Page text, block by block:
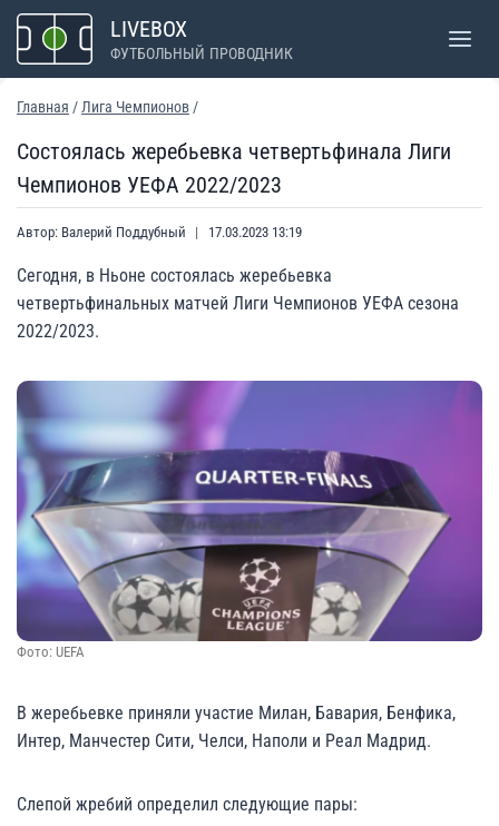
Перейти
содержимому
LIVEBOX
ФУТБОЛЬНЫЙ ПРОВОДНИК
Главная / Лига Чемпионов /
Состоялась жеребьевка четвертьфинала Лиги
Чемпионов УЕФА 2022/2023
Автор: Валерий Поддубный 17.03.2023 13:19
Сегодня, в Ньоне состоялась жеребьевка
четвертьфинальных матчей Лиги Чемпионов УЕФА сезона
2022/2023.
Фото: UEFA
В жеребьевке приняли участие Милан, Бавария, Бенфика,
Интер, Манчестер Сити, Челси, Наполи и Реал Мадрид.
Слепой жребий определил следующие пары: